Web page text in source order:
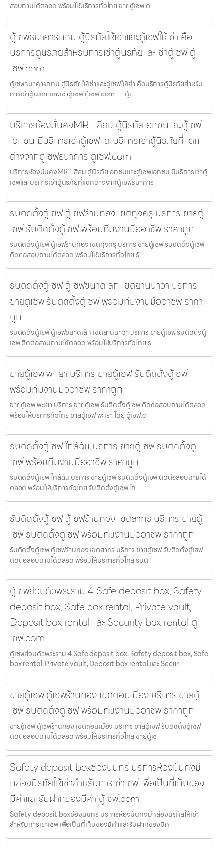
สอบถามได้ตลอด พร้อมให้บริการทั่วไทย ขายตู้เซฟ ต
ตู้เซฟธนาคารกทม ตู้นิรภัยให้เช่าและตู้เซฟให้เช่า คือ
บริการตู้นิรภัยสำหรับการเช่าตู้นิรภัยและเช่าตู้เซฟ ตู้
เซฟ.com
ตู้เซฟธนาคารกทม ตู้นิรภัยให้เช่าและตู้เซฟให้เช่า คือบริการตู้นิรภัยสำหรับ
การเช่าตู้นิรภัยและเช่าตู้เซฟ ตู้เซฟ.com — ตู้เ
บริการห้องมั่นคงMRT สีลม ตู้นิรภัยเอกชนและตู้เซฟ
เอกชน มีบริการเช่าตู้เซฟและบริการเช่าตู้นิรภัยที่แตก
ต่างจากตู้เซฟธนาคาร ตู้เซฟ.com
บริการห้องมั่นคงMRT สีลม ตู้นิรภัยเอกชนและตู้เซฟเอกชน มีบริการเช่าตู้
เซฟและบริการเช่าตู้นิรภัยที่แตกต่างจากตู้เซฟธนาคาร
รับติดตั้งตู้เซฟ ตู้เซฟร้านทอง เขตทุ่งครุ บริการ ขายตู้
เซฟ รับติดตั้งตู้เซฟ พร้อมทีมงานมืออาชีพ ราคาถูก
รับติดตั้งตู้เซฟ ตู้เซฟร้านทอง เขตทุ่งครุ บริการ ขายตู้เซฟ รับติดตั้งตู้เซฟ
ติดต่อสอบถามได้ตลอด พร้อมให้บริการทั่วไทย รั
รับติดตั้งตู้เซฟ ตู้เซฟขนาดเล็ก เขตยานนาวา บริการ
ขายตู้เซฟ รับติดตั้งตู้เซฟ พร้อมทีมงานมืออาชีพ ราคา
ถูก
รับติดตั้งตู้เซฟ ตู้เซฟขนาดเล็ก เขตยานนาวา บริการ ขายตู้เซฟ รับติดตั้งตู้
เซฟ ติดต่อสอบถามได้ตลอด พร้อมให้บริการทั่วไทย ร
ขายตู้เซฟ พะเยา บริการ ขายตู้เซฟ รับติดตั้งตู้เซฟ
พร้อมทีมงานมืออาชีพ ราคาถูก
ขายตู้เซฟ พะเยา บริการ ขายตู้เซฟ รับติดตั้งตู้เซฟ ติดต่อสอบถามได้ตลอด
พร้อมให้บริการทั่วไทย ขายตู้เซฟ พะเยา โดย ตู้เซฟ.c
รับติดตั้งตู้เซฟ ใกล้ฉัน บริการ ขายตู้เซฟ รับติดตั้งตู้
เซฟ พร้อมทีมงานมืออาชีพ ราคาถูก
รับติดตั้งตู้เซฟ ใกล้ฉัน บริการ ขายตู้เซฟ รับติดตั้งตู้เซฟ ติดต่อสอบถามได้
ตลอด พร้อมให้บริการทั่วไทย รับติดตั้งตู้เซฟ ใก
รับติดตั้งตู้เซฟ ตู้เซฟร้านทอง เขตสาทร บริการ ขายตู้
เซฟ รับติดตั้งตู้เซฟ พร้อมทีมงานมืออาชีพ ราคาถูก
รับติดตั้งตู้เซฟ ตู้เซฟร้านทอง เขตสาทร บริการ ขายตู้เซฟ รับติดตั้งตู้เซฟ
ติดต่อสอบถามได้ตลอด พร้อมให้บริการทั่วไทย รับติ
ตู้เซฟส่วนตัวพระราม 4 Safe deposit box, Safety
deposit box, Safe box rental, Private vault,
Deposit box rental และ Security box rental ตู้
เซฟ.com
ตู้เซฟส่วนตัวพระราม 4 Safe deposit box, Safety deposit box, Safe
box rental, Private vault, Deposit box rental และ Secur
ขายตู้เซฟ ตู้เซฟร้านทอง เขตดอนเมือง บริการ ขายตู้
เซฟ รับติดตั้งตู้เซฟ พร้อมทีมงานมืออาชีพ ราคาถูก
ขายตู้เซฟ ตู้เซฟร้านทอง เขตดอนเมือง บริการ ขายตู้เซฟ รับติดตั้งตู้เซฟ
ติดต่อสอบถามได้ตลอด พร้อมให้บริการทั่วไทย ขายตู้เซ
Safety deposit boxช่องนนทรี บริการห้องมั่นคงมี
กล่องนิรภัยให้เช่าสำหรับการเช่าเซฟ เพื่อเป็นที่เก็บของ
มีค่าและรับฝากของมีค่า ตู้เซฟ.com
Safety deposit boxช่องนนทรี บริการห้องมั่นคงมีกล่องนิรภัยให้เช่า
สำหรับการเช่าเซฟ เพื่อเป็นที่เก็บของมีค่าและรับฝากของมีค